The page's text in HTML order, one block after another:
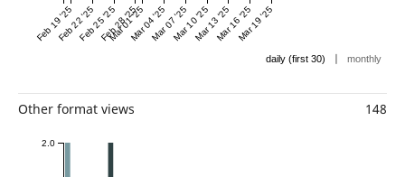
Feb 19 '25Feb 22 '25Feb 25 '25Feb 28 '25
Mar 01 '25Mar 04 '25Mar 07 '25Mar 10 '25Mar 13 '25Mar 16 '25Mar 19 '25
daily (first 30) | monthly
Other format views 148
2.0